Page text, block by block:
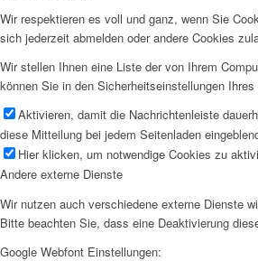
Wir respektieren es voll und ganz, wenn Sie
sich jederzeit abmelden oder andere Cookies
Wir stellen Ihnen eine Liste der von Ihrem
können Sie in den Sicherheitseinstellungen
Aktivieren, damit die Nachrichtenleiste
diese Mitteilung bei jedem Seitenladen
Hier klicken, um notwendige Cookies zu
Andere externe Dienste
Wir nutzen auch verschiedene externe Dienste
Bitte beachten Sie, dass eine Deaktivierung
Google Webfont Einstellungen: